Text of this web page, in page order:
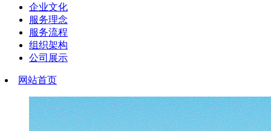
企业文化
服务理念
服务流程
组织架构
公司展示
网站首页